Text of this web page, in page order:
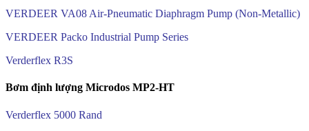
VERDEER VA08 Air-Pneumatic Diaphragm Pump (Non-Metallic)
VERDEER Packo Industrial Pump Series
Verderflex R3S
Bơm định lượng Microdos MP2-HT
Verderflex 5000 Rand